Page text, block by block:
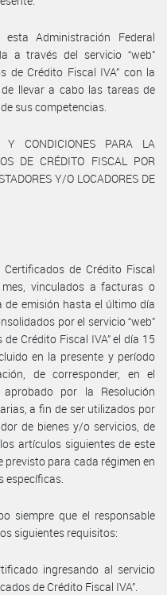
Administración Federal
a través del servicio “web”
de Crédito Fiscal IVA” con la
llevar a cabo las tareas de
sus competencias.
Y CONDICIONES PARA LA
DE CRÉDITO FISCAL POR
Y/O LOCADORES DE
Certificados de Crédito Fiscal
vinculados a facturas o
emisión hasta el último día
por el servicio “web”
Crédito Fiscal IVA” el día 15
en la presente y período
de corresponder, en el
aprobado por la Resolución
a fin de ser utilizados por
de bienes y/o servicios, de
artículos siguientes de este
para cada régimen en
específicas.
siempre que el responsable
siguientes requisitos:
ingresando al servicio
de Crédito Fiscal IVA”.